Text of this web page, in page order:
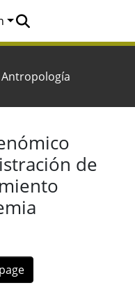
Naturalis
Antropología
de